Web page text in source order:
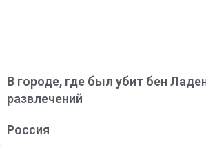
В городе, где был убит бен
развлечений
Россия